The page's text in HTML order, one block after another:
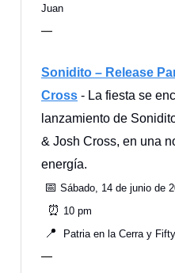
Juan
—
Sonidito – Release
Cross - La fiesta se
lanzamiento de
& Josh Cross, en una
energía.
📅 Sábado, 14 de junio de
⏰ 10 pm
📍 Patria en la Cerra y
—